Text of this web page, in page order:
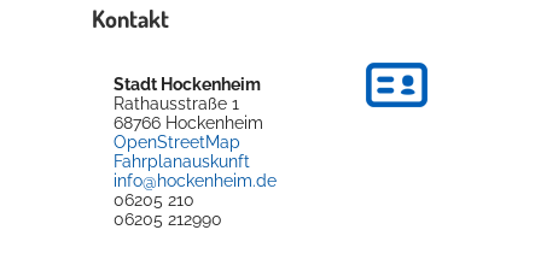
Kontakt
Stadt Hockenheim
Rathausstraße 1
68766 Hockenheim
OpenStreetMap
Fahrplanauskunft
info@hockenheim.de
06205 210
06205 212990